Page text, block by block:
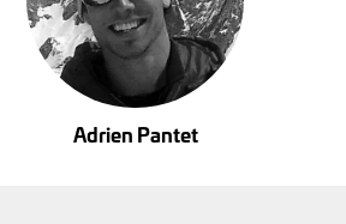
Adrien Pantet